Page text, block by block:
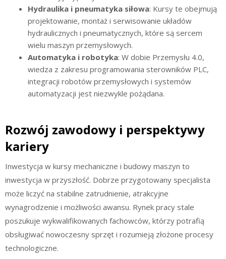
Hydraulika i pneumatyka siłowa: Kursy te obejmują
projektowanie, montaż i serwisowanie układów
hydraulicznych i pneumatycznych, które są sercem
wielu maszyn przemysłowych.
Automatyka i robotyka: W dobie Przemysłu 4.0,
wiedza z zakresu programowania sterowników PLC,
integracji robotów przemysłowych i systemów
automatyzacji jest niezwykle pożądana.
Rozwój zawodowy i perspektywy
kariery
Inwestycja w kursy mechaniczne i budowy maszyn to
inwestycja w przyszłość. Dobrze przygotowany specjalista
może liczyć na stabilne zatrudnienie, atrakcyjne
wynagrodzenie i możliwości awansu. Rynek pracy stale
poszukuje wykwalifikowanych fachowców, którzy potrafią
obsługiwać nowoczesny sprzęt i rozumieją złożone procesy
technologiczne.